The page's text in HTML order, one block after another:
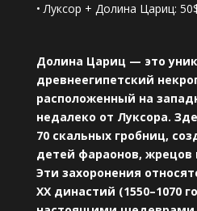
• Луксор + Долина Цариц:
Долина Цариц — это
древнеегипетский
расположенный на
недалеко от Луксора.
70 скальных гробниц,
детей фараонов,
Эти захоронения
XX династий (1550–1070